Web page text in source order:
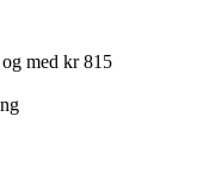
med kr 815